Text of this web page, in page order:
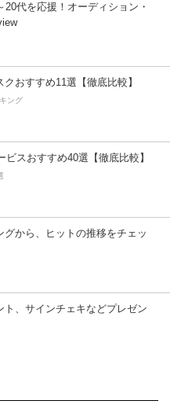
20代を応援！オーディション・
おすすめ11選【徹底比較】
ング
ビスおすすめ40選【徹底比較】
グから、ヒットの推移をチェッ
ト、サインチェキなどプレゼン